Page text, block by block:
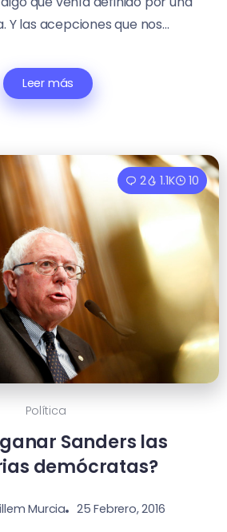
Y las acepciones que nos...
Leer más
2 1.1K 10
Política
Sanders las
demócratas?
Murcia 25 Febrero, 2016